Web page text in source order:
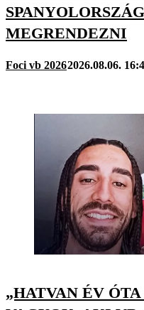
MEGRENDEZNI
Foci vb 20262026.08.06.
„HATVAN ÉV